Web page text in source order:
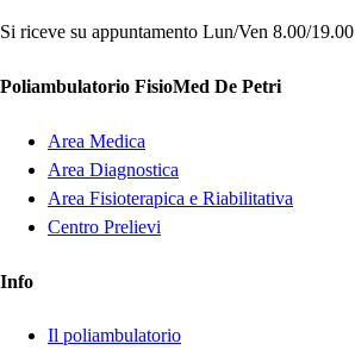
Si riceve su appuntamento Lun/Ven 8.00/19.00
Poliambulatorio FisioMed De Petri
Area Medica
Area Diagnostica
Area Fisioterapica e Riabilitativa
Centro Prelievi
Info
Il poliambulatorio